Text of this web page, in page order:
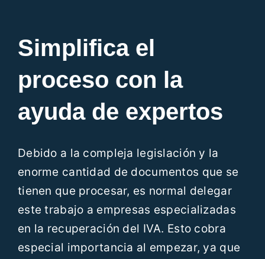
Simplifica el
proceso con la
ayuda de expertos
Debido a la compleja legislación y la
enorme cantidad de documentos que se
tienen que procesar, es normal delegar
este trabajo a empresas especializadas
en la recuperación del IVA. Esto cobra
especial importancia al empezar, ya que